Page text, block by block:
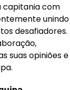
capitania com
unindo
desafiadores.
suas opiniões e